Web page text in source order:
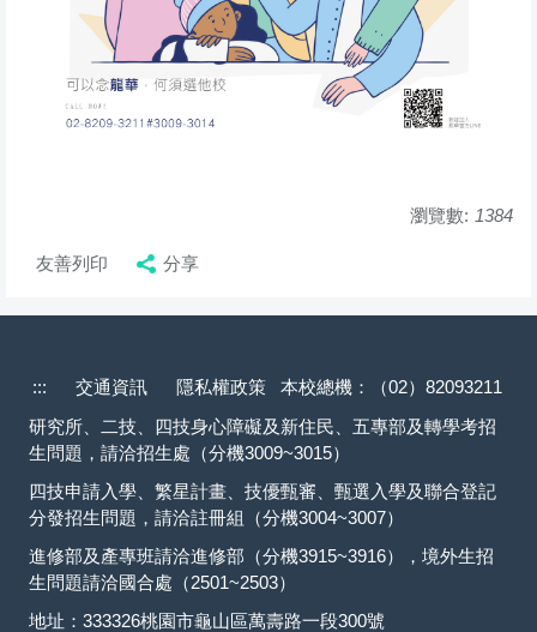
瀏覽數: 1384
友善列印 分享
::: 交通資訊 隱私權政策
本校總機：（02）82093211
研究所、二技、四技身心障礙及新住民、五專部及轉學考招
生問題，請洽招生處（分機3009~3015）
四技申請入學、繁星計畫、技優甄審、甄選入學及聯合登記
分發招生問題，請洽註冊組（分機3004~3007）
進修部及產專班請洽進修部（分機3915~3916），境外生招
生問題請洽國合處（2501~2503）
地址：333326桃園市龜山區萬壽路一段300號